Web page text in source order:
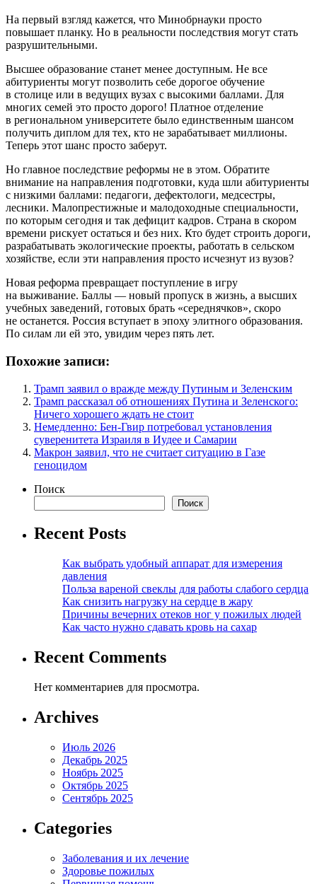
На первый взгляд кажется, что Минобрнауки просто
повышает планку. Но в реальности последствия могут стать
разрушительными.
Высшее образование станет менее доступным. Не все
абитуриенты могут позволить себе дорогое обучение
в столице или в ведущих вузах с высокими баллами. Для
многих семей это просто дорого! Платное отделение
в региональном университете было единственным шансом
получить диплом для тех, кто не зарабатывает миллионы.
Теперь этот шанс просто заберут.
Но главное последствие реформы не в этом. Обратите
внимание на направления подготовки, куда шли абитуриенты
с низкими баллами: педагоги, дефектологи, медсестры,
лесники. Малопрестижные и малодоходные специальности,
по которым сегодня и так дефицит кадров. Страна в скором
времени рискует остаться и без них. Кто будет строить дороги,
разрабатывать экологические проекты, работать в сельском
хозяйстве, если эти направления просто исчезнут из вузов?
Новая реформа превращает поступление в игру
на выживание. Баллы — новый пропуск в жизнь, а высших
учебных заведений, готовых брать «середнячков», скоро
не останется. Россия вступает в эпоху элитного образования.
По силам ли ей это, увидим через пять лет.
Похожие записи:
Трамп заявил о вражде между Путиным и Зеленским
Трамп рассказал об отношениях Путина и Зеленского:
Ничего хорошего ждать не стоит
Немедленно: Бен-Гвир потребовал установления
суверенитета Израиля в Иудее и Самарии
Макрон заявил, что не считает ситуацию в Газе
геноцидом
Поиск
Поиск
Recent Posts
Как выбрать удобный аппарат для измерения
давления
Польза вареной свеклы для работы слабого сердца
Как снизить нагрузку на сердце в жару
Причины вечерних отеков ног у пожилых людей
Как часто нужно сдавать кровь на сахар
Recent Comments
Нет комментариев для просмотра.
Archives
Июль 2026
Декабрь 2025
Ноябрь 2025
Октябрь 2025
Сентябрь 2025
Categories
Заболевания и их лечение
Здоровье пожилых